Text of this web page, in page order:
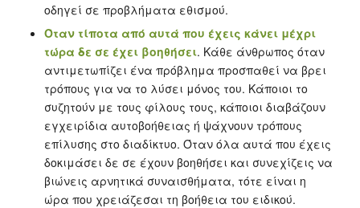
οδηγεί σε προβλήματα εθισμού.
Όταν τίποτα από αυτά που έχεις κάνει μέχρι
τώρα δε σε έχει βοηθήσει. Κάθε άνθρωπος όταν
αντιμετωπίζει ένα πρόβλημα προσπαθεί να βρει
τρόπους για να το λύσει μόνος του. Κάποιοι το
συζητούν με τους φίλους τους, κάποιοι διαβάζουν
εγχειρίδια αυτοβοήθειας ή ψάχνουν τρόπους
επίλυσης στο διαδίκτυο. Όταν όλα αυτά που έχεις
δοκιμάσει δε σε έχουν βοηθήσει και συνεχίζεις να
βιώνεις αρνητικά συναισθήματα, τότε είναι η
ώρα που χρειάζεσαι τη βοήθεια του ειδικού.